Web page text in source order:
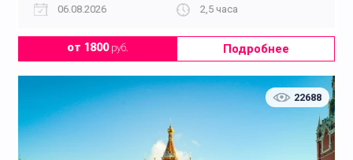
06.08.2026
2,5 часа
от 1800руб. Подробнее
22688